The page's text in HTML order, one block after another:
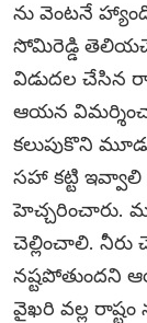
ను వెంటనే
సోమిరెడ్డి
విడుదల చేసిన
ఆయన
కలుపుకొని
సహా కట్టి
హెచ్చరించారు.
చెల్లించాలి. నీరు
నష్టపోతుందని
వైఖరి వల్ల